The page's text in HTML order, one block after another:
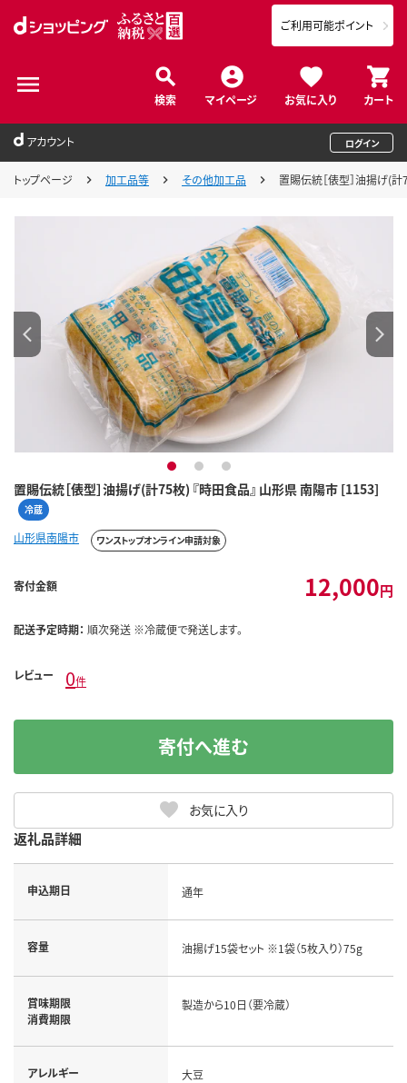
検索 マイページ お気に入り カート
ご利用可能ポイント
アカウント ログイン
トップページ 加工品等 その他加工品 置賜伝統［俵型］油揚げ(
置賜伝統［俵型］油揚げ(計75枚) 『時田食品』 山形県 南陽市 [1153]
冷蔵
1 2 3
山形県南陽市 ワンストップオンライン申請対象
寄付金額 12,000円
配送予定時期： 順次発送 ※冷蔵便で発送します。
レビュー 0件
お気に入り
寄付へ進む
返礼品詳細
申込期日 通年
容量 油揚げ15袋セット ※1袋（5枚入り）75g
賞味期限
消費期限
製造から10日（要冷蔵）
アレルギー 大豆